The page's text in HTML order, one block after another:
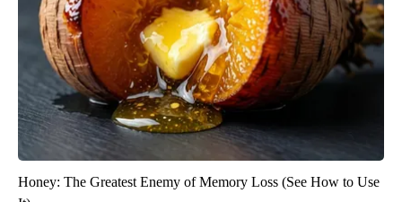
Honey: The Greatest Enemy of Memory Loss (See How to Use